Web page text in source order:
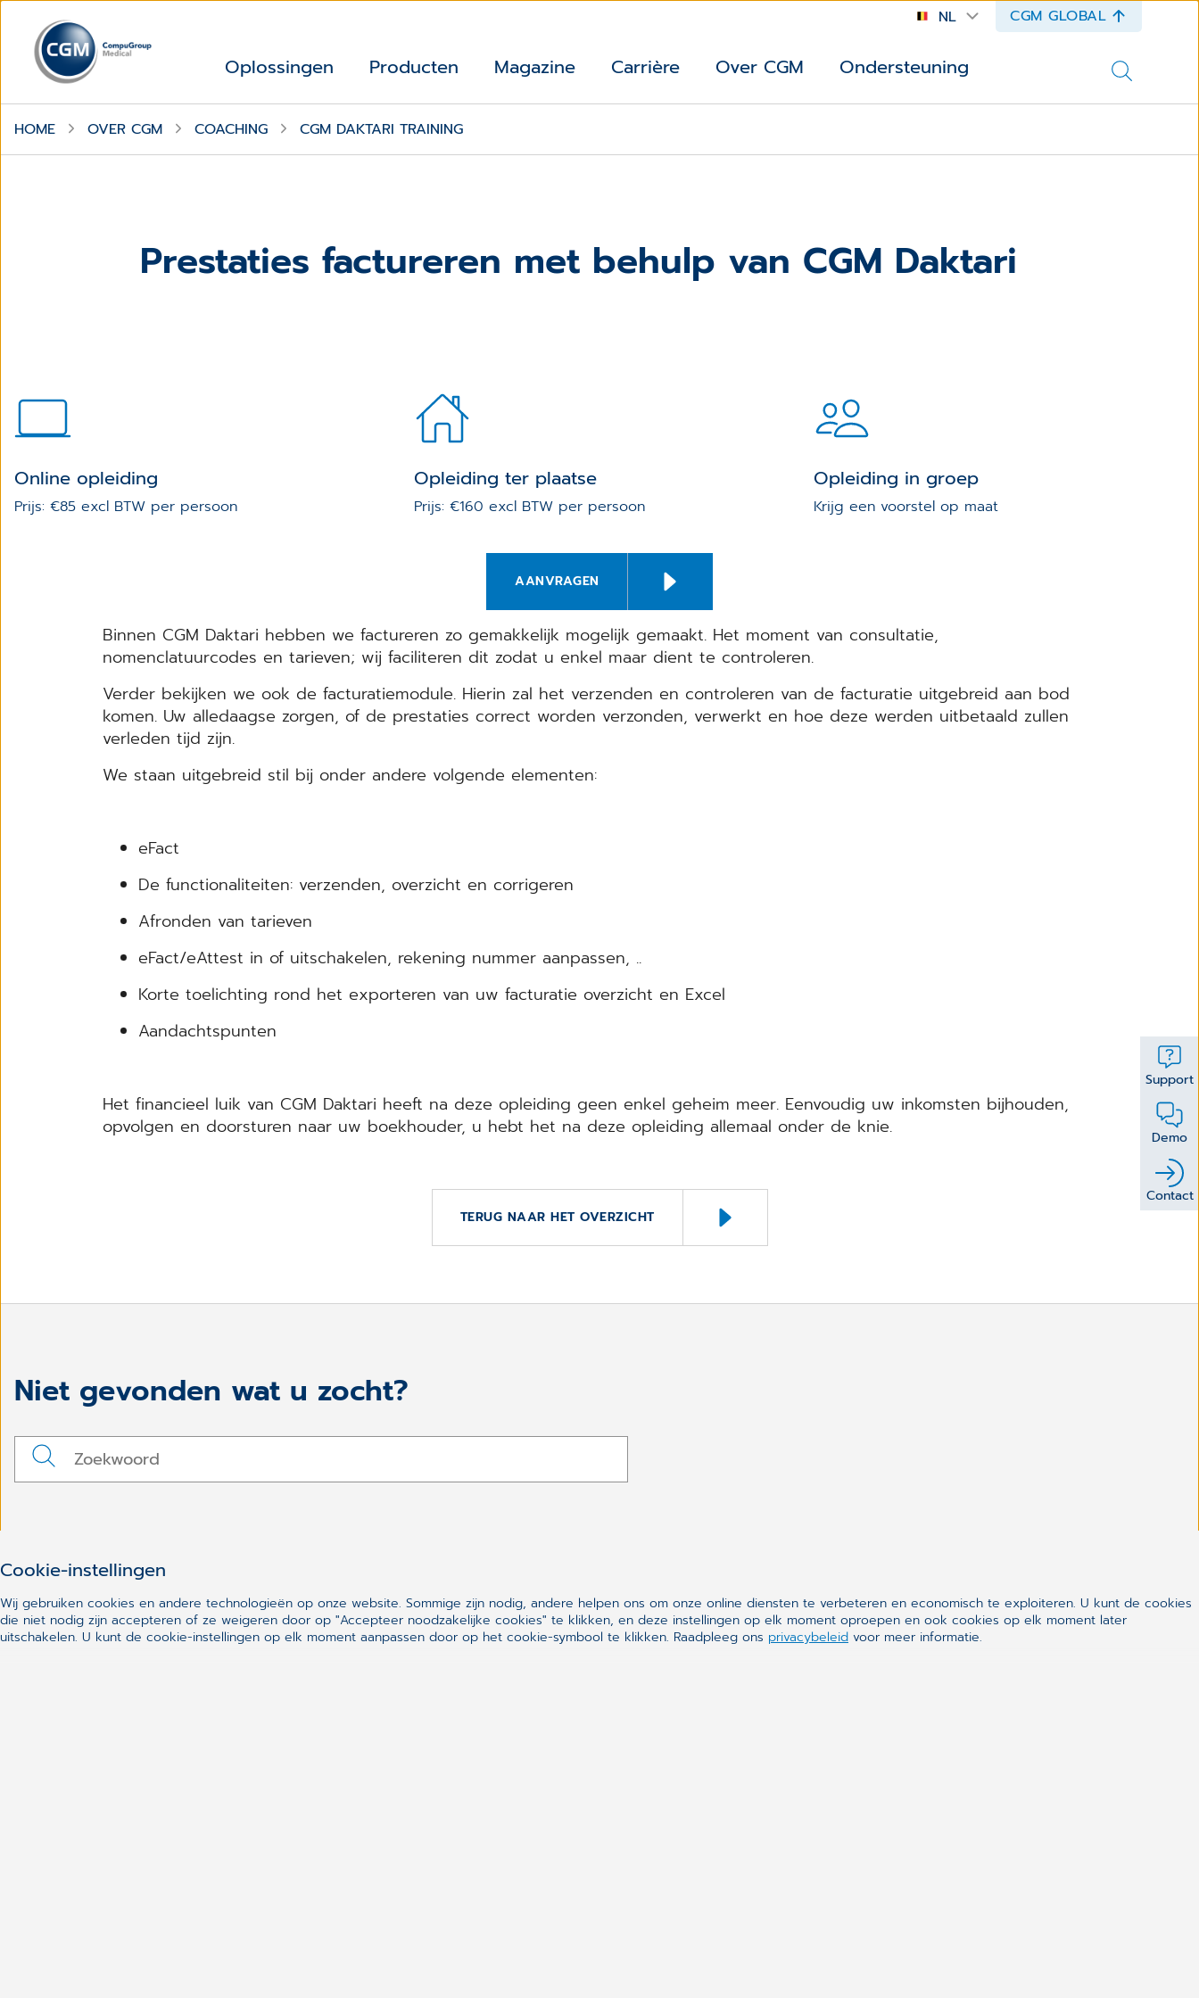
Support
Demo
Contact
NL CGM GLOBAL
Oplossingen Producten Magazine Carrière Over CGM Ondersteuning
HOME OVER CGM COACHING CGM DAKTARI TRAINING
Prestaties factureren met behulp van CGM Daktari
Online opleiding
Prijs: €85 excl BTW per persoon
Opleiding ter plaatse
Prijs: €160 excl BTW per persoon
Opleiding in groep
Krijg een voorstel op maat
AANVRAGEN
Binnen CGM Daktari hebben we factureren zo gemakkelijk mogelijk gemaakt. Het moment van consultatie,
nomenclatuurcodes en tarieven; wij faciliteren dit zodat u enkel maar dient te controleren.
Verder bekijken we ook de facturatiemodule. Hierin zal het verzenden en controleren van de facturatie uitgebreid aan bod
komen. Uw alledaagse zorgen, of de prestaties correct worden verzonden, verwerkt en hoe deze werden uitbetaald zullen
verleden tijd zijn.
We staan uitgebreid stil bij onder andere volgende elementen:
eFact
De functionaliteiten: verzenden, overzicht en corrigeren
Afronden van tarieven
eFact/eAttest in of uitschakelen, rekening nummer aanpassen, ..
Korte toelichting rond het exporteren van uw facturatie overzicht en Excel
Aandachtspunten
Het financieel luik van CGM Daktari heeft na deze opleiding geen enkel geheim meer. Eenvoudig uw inkomsten bijhouden,
opvolgen en doorsturen naar uw boekhouder, u hebt het na deze opleiding allemaal onder de knie.
TERUG NAAR HET OVERZICHT
Niet gevonden wat u zocht?
Volg ons op
Cookie-instellingen
Wij gebruiken cookies en andere technologieën op onze website. Sommige zijn nodig, andere helpen ons om onze online diensten te verbeteren en economisch te exploiteren. U kunt de cookies
die niet nodig zijn accepteren of ze weigeren door op "Accepteer noodzakelijke cookies" te klikken, en deze instellingen op elk moment oproepen en ook cookies op elk moment later
uitschakelen. U kunt de cookie-instellingen op elk moment aanpassen door op het cookie-symbool te klikken. Raadpleeg ons privacybeleid voor meer informatie.